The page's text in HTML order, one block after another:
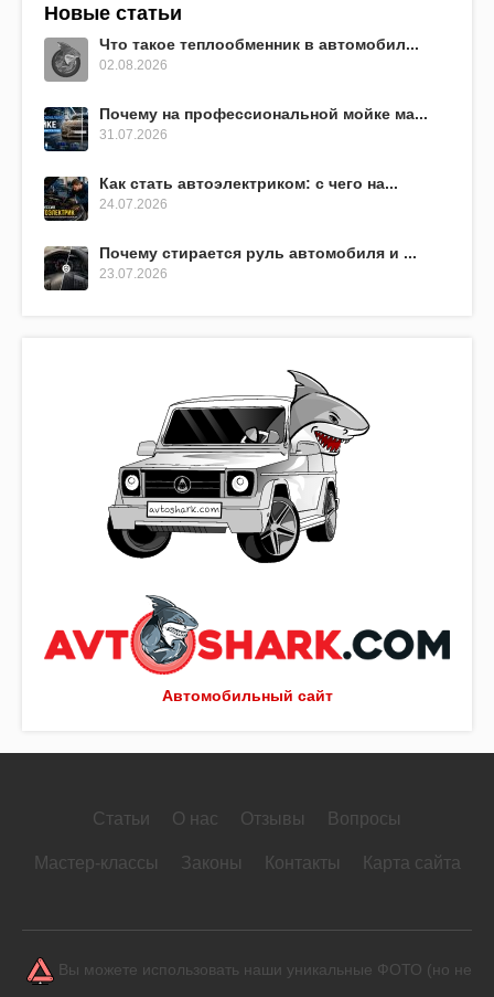
Автомобильный сайт
Новые статьи
Что такое теплообменник в автомобил...
02.08.2026
Почему на профессиональной мойке ма...
31.07.2026
Как стать автоэлектриком: с чего на...
24.07.2026
Почему стирается руль автомобиля и ...
23.07.2026
Статьи О нас Отзывы Вопросы
Мастер-классы Законы Контакты Карта сайта
Вы можете использовать наши уникальные ФОТО (но не